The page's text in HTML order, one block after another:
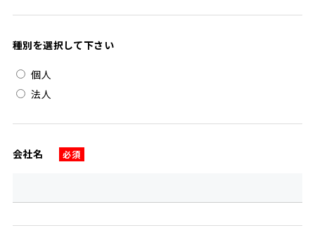
種別を選択して下さい
個人
法人
会社名 必須